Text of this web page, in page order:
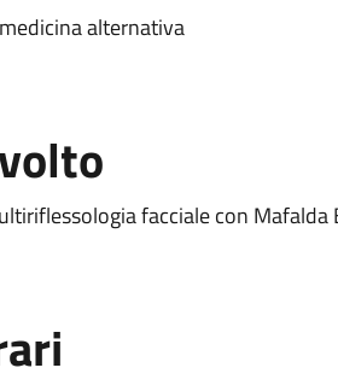
alternativa
facciale con